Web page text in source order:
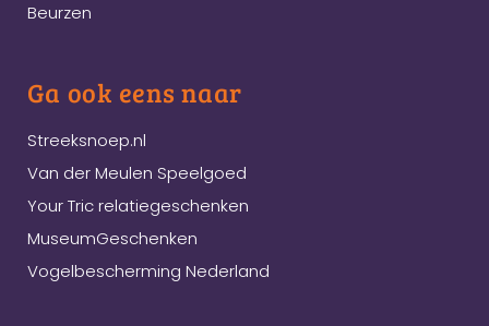
Beurzen
Ga ook eens naar
Streeksnoep.nl
Van der Meulen Speelgoed
Your Tric relatiegeschenken
MuseumGeschenken
Vogelbescherming Nederland